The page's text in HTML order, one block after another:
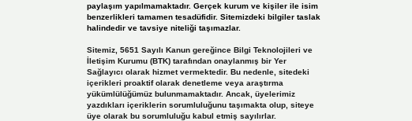
paylaşım yapılmamaktadır. Gerçek kurum ve kişiler ile isim
benzerlikleri tamamen tesadüfidir. Sitemizdeki bilgiler taslak
halindedir ve tavsiye niteliği taşımazlar.
Sitemiz, 5651 Sayılı Kanun gereğince Bilgi Teknolojileri ve
İletişim Kurumu (BTK) tarafından onaylanmış bir Yer
Sağlayıcı olarak hizmet vermektedir. Bu nedenle, sitedeki
içerikleri proaktif olarak denetleme veya araştırma
yükümlülüğümüz bulunmamaktadır. Ancak, üyelerimiz
yazdıkları içeriklerin sorumluluğunu taşımakta olup, siteye
üye olarak bu sorumluluğu kabul etmiş sayılırlar.